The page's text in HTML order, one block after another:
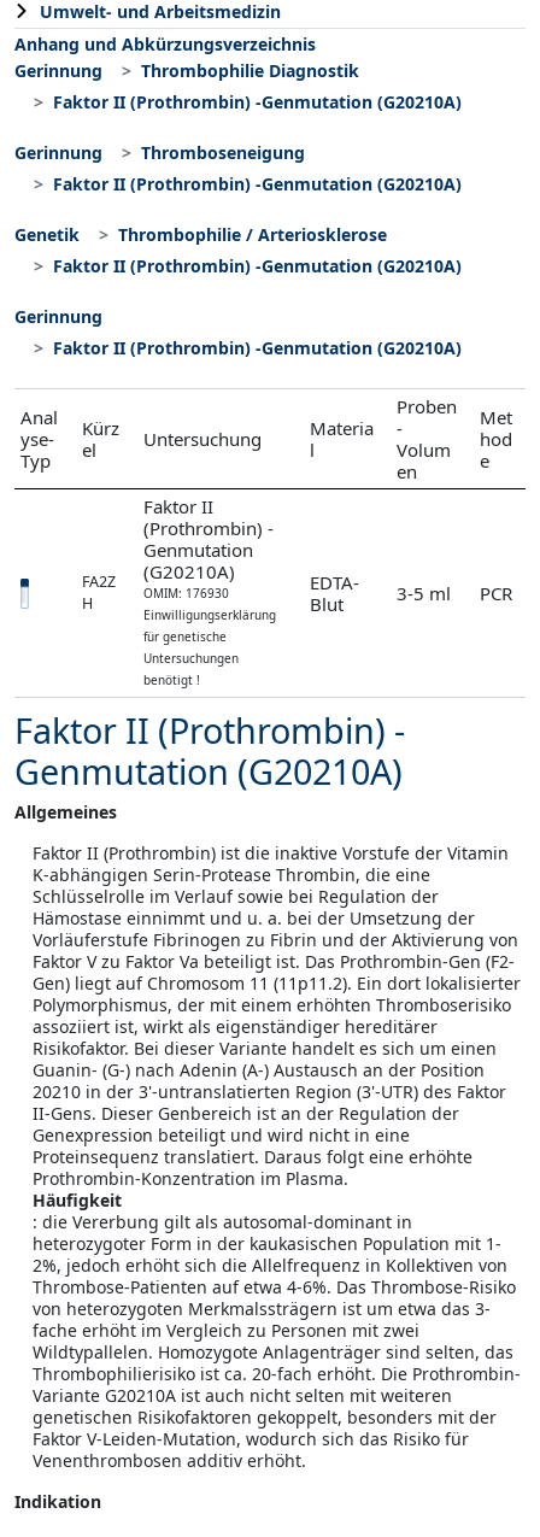
Umwelt- und Arbeitsmedizin
Anhang und Abkürzungsverzeichnis
Gerinnung
Thrombophilie Diagnostik
Faktor II (Prothrombin) -Genmutation (G20210A)
Gerinnung
Thromboseneigung
Faktor II (Prothrombin) -Genmutation (G20210A)
Genetik
Thrombophilie / Arteriosklerose
Faktor II (Prothrombin) -Genmutation (G20210A)
Gerinnung
Faktor II (Prothrombin) -Genmutation (G20210A)
Anal
yse-
Typ
Kürz
el
Untersuchung
Materia
l
Proben
-
Volum
en
Met
hod
e
FA2Z
H
Faktor II
(Prothrombin) -
Genmutation
(G20210A)
OMIM: 176930
Einwilligungserklärung
für genetische
Untersuchungen
benötigt !
EDTA-
Blut
3-5 ml PCR
Faktor II (Prothrombin) -
Genmutation (G20210A)
Allgemeines
Faktor II (Prothrombin) ist die inaktive Vorstufe der Vitamin
K-abhängigen Serin-Protease Thrombin, die eine
Schlüsselrolle im Verlauf sowie bei Regulation der
Hämostase einnimmt und u. a. bei der Umsetzung der
Vorläuferstufe Fibrinogen zu Fibrin und der Aktivierung von
Faktor V zu Faktor Va beteiligt ist. Das Prothrombin-Gen (F2-
Gen) liegt auf Chromosom 11 (11p11.2). Ein dort lokalisierter
Polymorphismus, der mit einem erhöhten Thromboserisiko
assoziiert ist, wirkt als eigenständiger hereditärer
Risikofaktor. Bei dieser Variante handelt es sich um einen
Guanin- (G-) nach Adenin (A-) Austausch an der Position
20210 in der 3'-untranslatierten Region (3'-UTR) des Faktor
II-Gens. Dieser Genbereich ist an der Regulation der
Genexpression beteiligt und wird nicht in eine
Proteinsequenz translatiert. Daraus folgt eine erhöhte
Prothrombin-Konzentration im Plasma.
Häufigkeit
: die Vererbung gilt als autosomal-dominant in
heterozygoter Form in der kaukasischen Population mit 1-
2%, jedoch erhöht sich die Allelfrequenz in Kollektiven von
Thrombose-Patienten auf etwa 4-6%. Das Thrombose-Risiko
von heterozygoten Merkmalssträgern ist um etwa das 3-
fache erhöht im Vergleich zu Personen mit zwei
Wildtypallelen. Homozygote Anlagenträger sind selten, das
Thrombophilierisiko ist ca. 20-fach erhöht. Die Prothrombin-
Variante G20210A ist auch nicht selten mit weiteren
genetischen Risikofaktoren gekoppelt, besonders mit der
Faktor V-Leiden-Mutation, wodurch sich das Risiko für
Venenthrombosen additiv erhöht.
Indikation